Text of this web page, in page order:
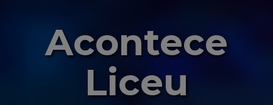
Acontece
Liceu